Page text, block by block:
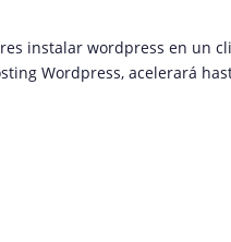
instalar wordpress en un
Wordpress, acelerará